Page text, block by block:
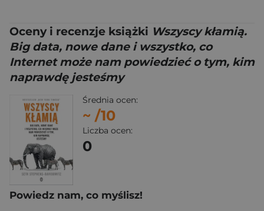
Oceny i recenzje książki Wszyscy kłamią.
Big data, nowe dane i wszystko, co
Internet może nam powiedzieć o tym, kim
naprawdę jesteśmy
Średnia ocen:
~ /10
Liczba ocen:
0
Powiedz nam, co myślisz!